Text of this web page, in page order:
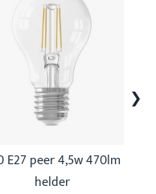
E27 peer 4,5w 470lm
helder